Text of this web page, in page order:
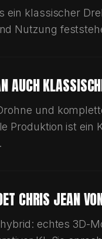
ein klassischer
Nutzung
AUCH
und
Produktion ist
CHRIS JEAN
echtes 3D-